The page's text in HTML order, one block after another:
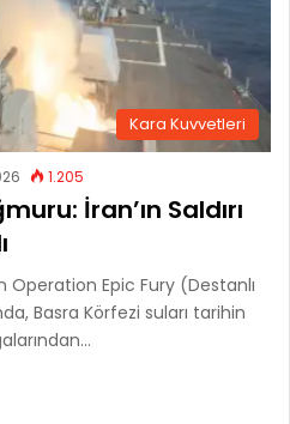
Kara Kuvvetleri
1.205
İran’ın Saldırı
Epic Fury (Destanlı
Basra Körfezi suları tarihin